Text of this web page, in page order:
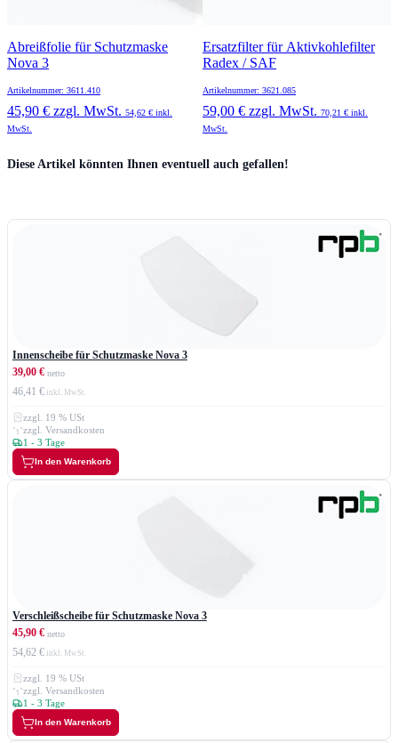
Abreißfolie für Schutzmaske
Nova 3
Artikelnummer: 3611.410
45,90 € zzgl. MwSt. 54,62 € inkl.
MwSt.
Ersatzfilter für Aktivkohlefilter
Radex / SAF
Artikelnummer: 3621.085
59,00 € zzgl. MwSt. 70,21 € inkl.
MwSt.
Press to skip carousel
Diese Artikel könnten Ihnen eventuell auch gefallen!
Innenscheibe für Schutzmaske Nova 3
46,41 €
39,00 €
zzgl. 19 % USt
zzgl. Versandkosten
1 - 3 Tage
In den Warenkorb
Verschleißscheibe für Schutzmaske Nova 3
54,62 €
45,90 €
zzgl. 19 % USt
zzgl. Versandkosten
1 - 3 Tage
In den Warenkorb